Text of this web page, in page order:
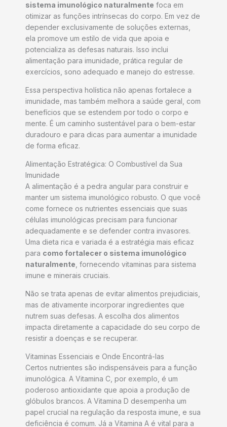
sistema imunológico naturalmente foca em
otimizar as funções intrínsecas do corpo. Em vez de
depender exclusivamente de soluções externas,
ela promove um estilo de vida que apoia e
potencializa as defesas naturais. Isso inclui
alimentação para imunidade, prática regular de
exercícios, sono adequado e manejo do estresse.
Essa perspectiva holística não apenas fortalece a
imunidade, mas também melhora a saúde geral, com
benefícios que se estendem por todo o corpo e
mente. É um caminho sustentável para o bem-estar
duradouro e para dicas para aumentar a imunidade
de forma eficaz.
Alimentação Estratégica: O Combustível da Sua
Imunidade
A alimentação é a pedra angular para construir e
manter um sistema imunológico robusto. O que você
come fornece os nutrientes essenciais que suas
células imunológicas precisam para funcionar
adequadamente e se defender contra invasores.
Uma dieta rica e variada é a estratégia mais eficaz
para como fortalecer o sistema imunológico
naturalmente, fornecendo vitaminas para sistema
imune e minerais cruciais.
Não se trata apenas de evitar alimentos prejudiciais,
mas de ativamente incorporar ingredientes que
nutrem suas defesas. A escolha dos alimentos
impacta diretamente a capacidade do seu corpo de
resistir a doenças e se recuperar.
Vitaminas Essenciais e Onde Encontrá-las
Certos nutrientes são indispensáveis para a função
imunológica. A Vitamina C, por exemplo, é um
poderoso antioxidante que apoia a produção de
glóbulos brancos. A Vitamina D desempenha um
papel crucial na regulação da resposta imune, e sua
deficiência é comum. Já a Vitamina A é vital para a